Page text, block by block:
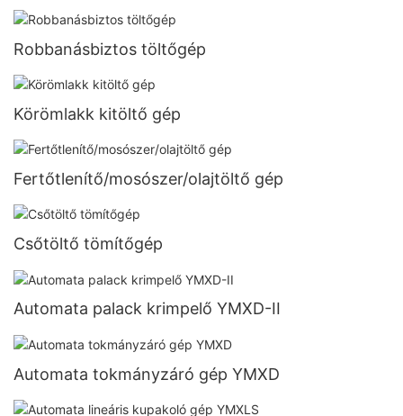
Robbanásbiztos töltőgép
Körömlakk kitöltő gép
Fertőtlenítő/mosószer/olajtöltő gép
Csőtöltő tömítőgép
Automata palack krimpelő YMXD-II
Automata tokmányzáró gép YMXD